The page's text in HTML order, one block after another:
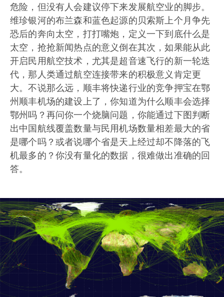
危险，但没有人会建议停下来发展航空业的脚步。
维珍银河的布兰森和蓝色起源的贝索斯上个月争先
恐后的奔向太空，打打嘴炮，定义一下到底什么是
太空，抢抢新闻热点的意义倒在其次，如果能从此
开启民用航空技术，尤其是超音速飞行的新一轮迭
代，那人类通过航空连接带来的积极意义肯定更
大。不说那么远，顺丰将快递行业的竞争押宝在鄂
州顺丰机场的建设上了，你知道为什么顺丰会选择
鄂州吗？再问你一个烧脑问题，你能通过下图判断
出中国航线覆盖数量与民用机场数量相差最大的省
是哪个吗？或者说哪个省是天上经过却不降落的飞
机最多的？你没有量化的数据，很难做出准确的回
答。